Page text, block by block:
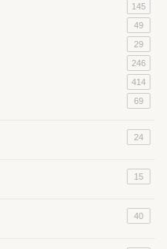
145
49
29
246
414
69
24
15
40